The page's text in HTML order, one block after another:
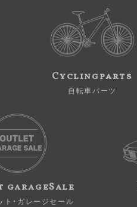
Cyclingparts
自転車パーツ
garageSale
ト・ガレージセール